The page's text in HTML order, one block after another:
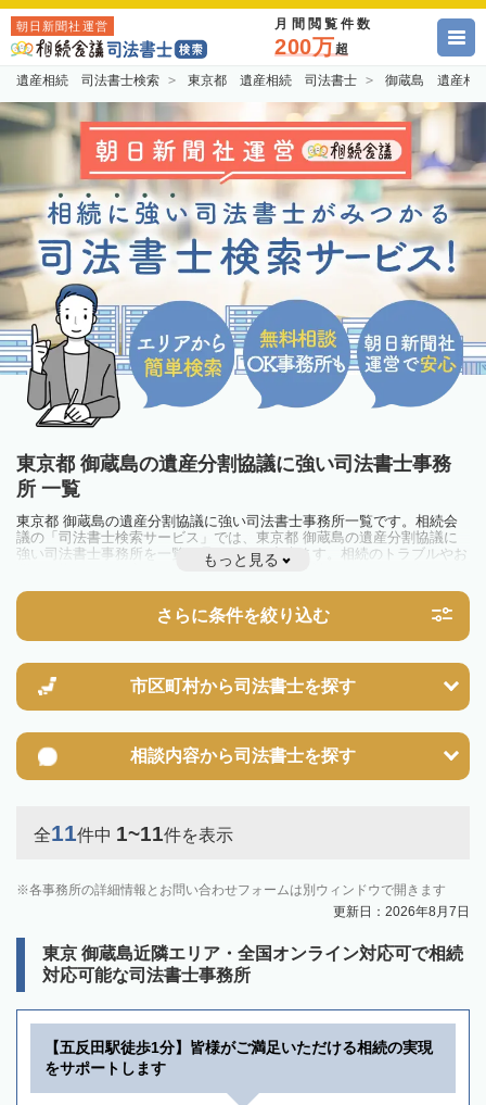
朝日新聞社運営 月間閲覧件数
200万超
遺産相続 司法書士検索 東京都 遺産相続 司法書士 御蔵島 遺産相
東京都 御蔵島の遺産分割協議に強い司法書士事務
所 一覧
東京都 御蔵島の遺産分割協議に強い司法書士事務所一覧です。相続会
議の「司法書士検索サービス」では、東京都 御蔵島の遺産分割協議に
強い司法書士事務所を一覧で見ることが出来ます。相続のトラブルやお
悩みを抱えている方は一度近隣の司法書士に相談してみましょう。
もっと見る
さらに条件を絞り込む
市区町村から司法書士を探す
相談内容から司法書士を探す
全11件中 1~11件を表示
各事務所の詳細情報とお問い合わせフォームは別ウィンドウで開きます
更新日：2026年8月7日
東京 御蔵島近隣エリア・全国オンライン対応可で相続
対応可能な司法書士事務所
【五反田駅徒歩1分】皆様がご満足いただける相続の実現
をサポートします